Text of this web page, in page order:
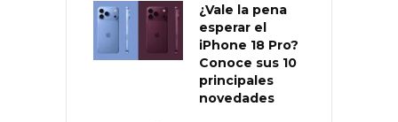
¿Vale la pena
esperar el
iPhone 18 Pro?
Conoce sus 10
principales
novedades